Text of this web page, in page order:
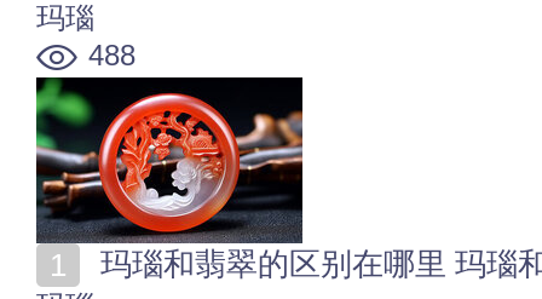
玛瑙
488
玛瑙和翡翠的区别在哪里 玛瑙